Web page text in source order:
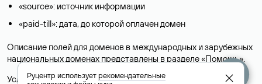
«source»: источник информации
«paid-till»: дата, до которой оплачен домен
Описание полей для доменов в международных и зарубежных
национальных доменах представлены в разделе «Помощь».
Условия использования Whois-сервиса
Руцентр используетрекомендательные